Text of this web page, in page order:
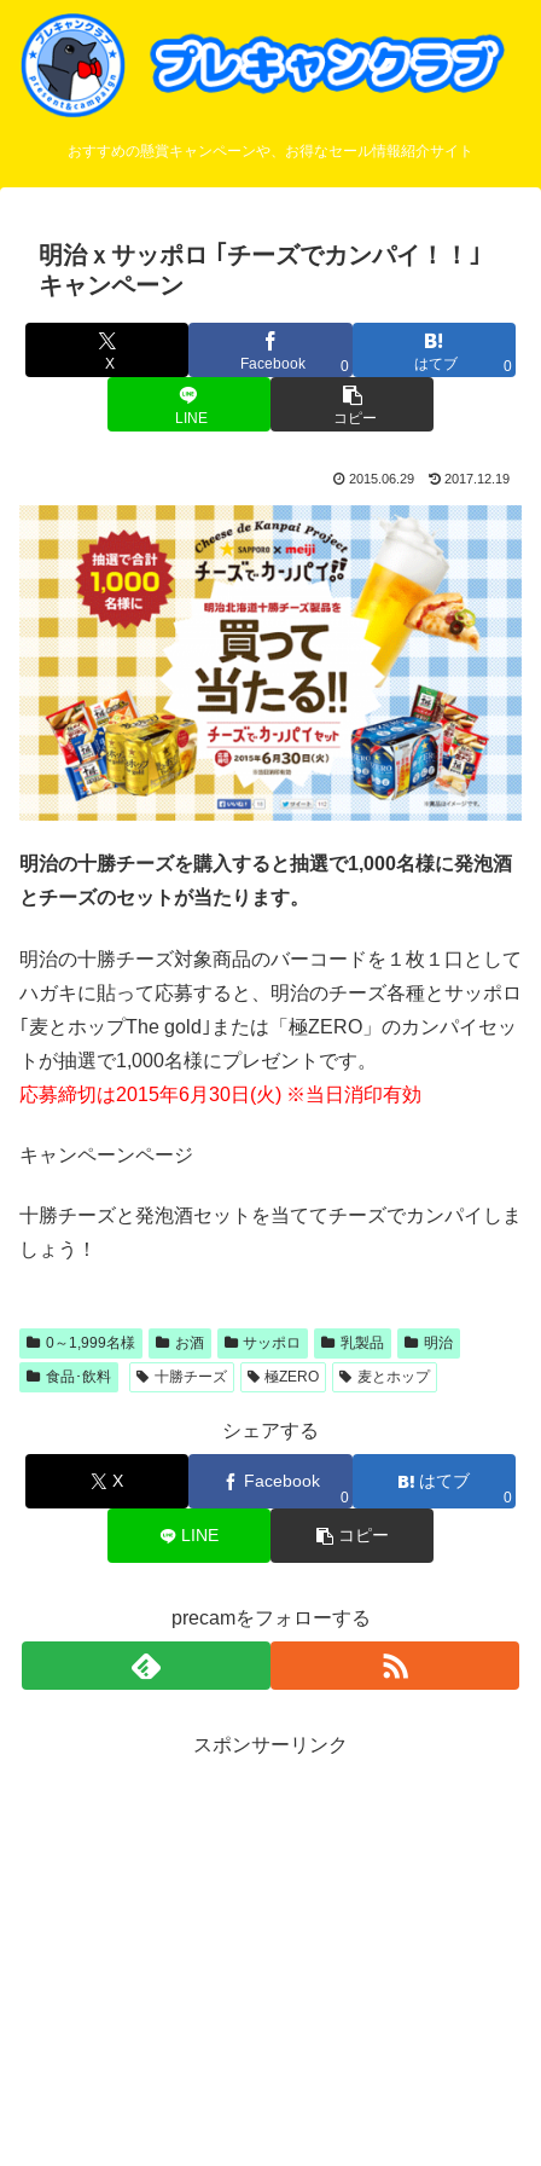
おすすめの懸賞キャンペーンや、お得なセール情報紹介サイト
明治ｘサッポロ ｢チーズでカンパイ！！｣
キャンペーン
X Facebook 0 はてブ 0
LINE コピー
2015.06.29 2017.12.19
明治の十勝チーズを購入すると抽選で1,000名様に発泡酒
とチーズのセットが当たります。
明治の十勝チーズ対象商品のバーコードを１枚１口として
ハガキに貼って応募すると、明治のチーズ各種とサッポロ
｢麦とホップThe gold｣または「極ZERO」のカンパイセッ
トが抽選で1,000名様にプレゼントです。
応募締切は2015年6月30日(火) ※当日消印有効
キャンペーンページ
十勝チーズと発泡酒セットを当ててチーズでカンパイしま
しょう！
0～1,999名様 お酒 サッポロ 乳製品
明治
食品･飲料
十勝チーズ 極ZERO 麦とホップ
シェアする
X Facebook
0
はてブ
0
LINE コピー
precamをフォローする
スポンサーリンク